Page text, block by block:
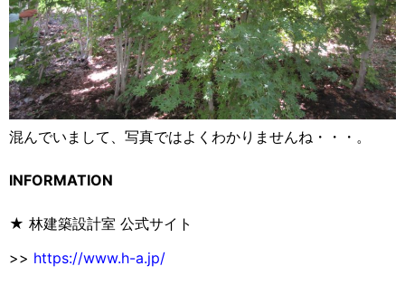
混んでいまして、写真ではよくわかりませんね・・・。
INFORMATION
★ 林建築設計室 公式サイト
>> https://www.h-a.jp/